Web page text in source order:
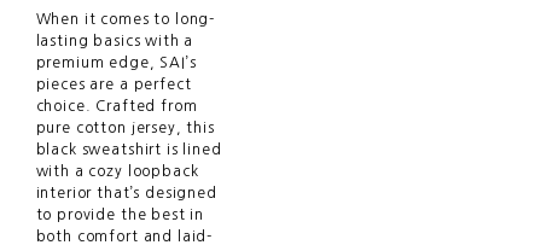
When it comes to long-
lasting basics with a
premium edge, SAI’s
pieces are a perfect
choice. Crafted from
pure cotton jersey, this
black sweatshirt is lined
with a cozy loopback
interior that’s designed
to provide the best in
both comfort and laid-